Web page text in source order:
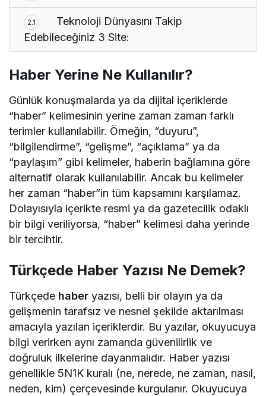
2.1
Teknoloji Dünyasını Takip
Edebileceğiniz 3 Site:
Haber Yerine Ne Kullanılır?
Günlük konuşmalarda ya da dijital içeriklerde
“haber” kelimesinin yerine zaman zaman farklı
terimler kullanılabilir. Örneğin, “duyuru”,
“bilgilendirme”, “gelişme”, “açıklama” ya da
“paylaşım” gibi kelimeler, haberin bağlamına göre
alternatif olarak kullanılabilir. Ancak bu kelimeler
her zaman “haber”in tüm kapsamını karşılamaz.
Dolayısıyla içerikte resmi ya da gazetecilik odaklı
bir bilgi veriliyorsa, “haber” kelimesi daha yerinde
bir tercihtir.
Türkçede Haber Yazısı Ne Demek?
Türkçede haber yazısı, belli bir olayın ya da
gelişmenin tarafsız ve nesnel şekilde aktarılması
amacıyla yazılan içeriklerdir. Bu yazılar, okuyucuya
bilgi verirken aynı zamanda güvenilirlik ve
doğruluk ilkelerine dayanmalıdır. Haber yazısı
genellikle 5N1K kuralı (ne, nerede, ne zaman, nasıl,
neden, kim) çerçevesinde kurgulanır. Okuyucuya